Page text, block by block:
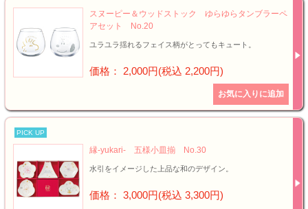
スヌーピー＆ウッドストック ゆらゆらタンブラーペ
アセット No.20
ユラユラ揺れるフェイス柄がとってもキュート。
価格： 2,000円(税込 2,200円)
PICK UP
縁-yukari- 五様小皿揃 No.30
水引をイメージした上品な和のデザイン。
価格： 3,000円(税込 3,300円)